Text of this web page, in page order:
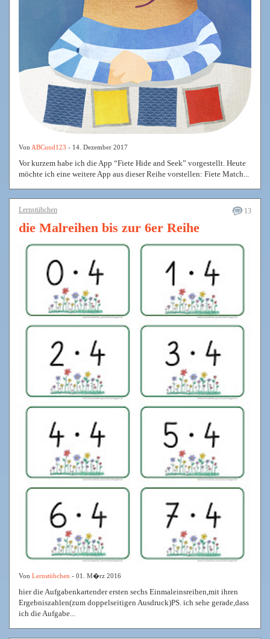
Von ABCund123 - 14. Dezember 2017
Vor kurzem habe ich die App “Fiete Hide and Seek” vorgestellt. Heute
möchte ich eine weitere App aus dieser Reihe vorstellen: Fiete Match...
13
Lernstübchen
die Malreihen bis zur 6er Reihe
Von Lernstübchen - 01. M�rz 2016
hier die Aufgabenkartender ersten sechs Einmaleinsreihen,mit ihren
Ergebniszahlen(zum doppelseitigen Ausdruck)PS. ich sehe gerade,dass
ich die Aufgabe...